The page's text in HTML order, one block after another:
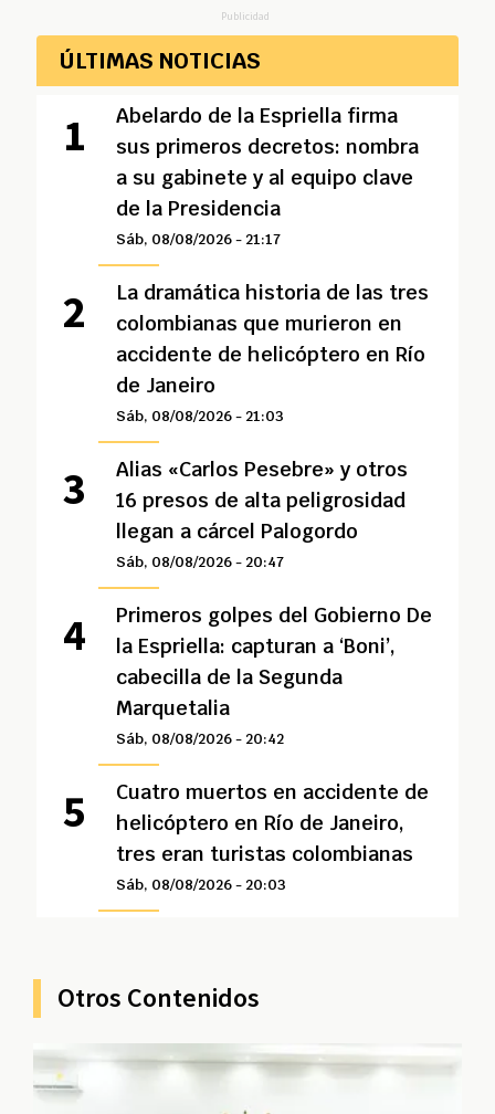
Publicidad
ÚLTIMAS NOTICIAS
Abelardo de la Espriella firma
sus primeros decretos: nombra
a su gabinete y al equipo clave
de la Presidencia
Sáb, 08/08/2026 - 21:17
La dramática historia de las tres
colombianas que murieron en
accidente de helicóptero en Río
de Janeiro
Sáb, 08/08/2026 - 21:03
Alias «Carlos Pesebre» y otros
16 presos de alta peligrosidad
llegan a cárcel Palogordo
Sáb, 08/08/2026 - 20:47
Primeros golpes del Gobierno De
la Espriella: capturan a ‘Boni’,
cabecilla de la Segunda
Marquetalia
Sáb, 08/08/2026 - 20:42
Cuatro muertos en accidente de
helicóptero en Río de Janeiro,
tres eran turistas colombianas
Sáb, 08/08/2026 - 20:03
Otros Contenidos